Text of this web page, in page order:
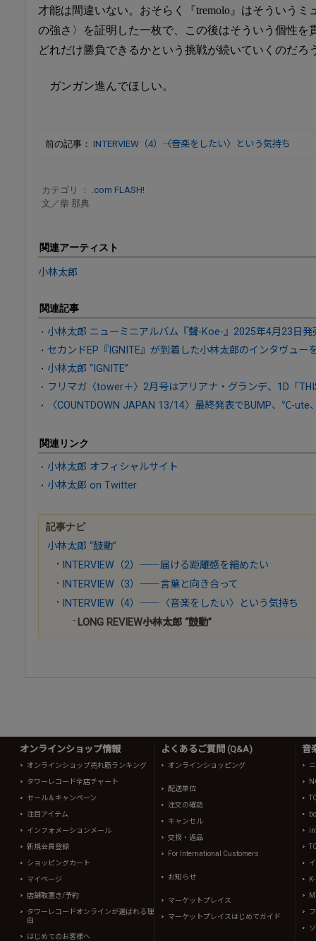
才能は間違いない。おそらく『tremolo』はそういうミ
の強さ〉を証明した一枚で、この後はそういう個性を
どれだけ勝負できるかという挑戦が続いていくのだろ
ガンガン進んでほしい。
前の記事： INTERVIEW（4）――〈音楽をしたい〉という気持ち
カテゴリ ：
.com FLASH!
文／柴 那典
関連アーティスト
小林太郎
関連記事
小林太郎 ニューミニアルバム『聲-Koe-』2025年4月23日発
セカンドEP『IGNITE』が到着した小林太郎のインタヴュー
小林太郎 “IGNITE”
フリマガ〈tower＋〉2月号はアリアナ・グランデ、1D「
〈COUNTDOWN JAPAN 13/14〉最終発表でBUMP、℃-ute
関連リンク
小林太郎 オフィシャルサイト
小林太郎 on Twitter
記事ナビ
小林太郎 “鼓動”
INTERVIEW（2）――届ける距離感を縮めたい
INTERVIEW（3）――言葉と向き合って
INTERVIEW（4）――〈音楽をしたい〉という気持ち
LONG REVIEW――小林太郎 “鼓動”
オンラインショップ情報
オンラインショップ売れ筋ランキング
タワーレコード全店チャート
セール＆キャンペーン
注目アイテム
インフォメーションメール
新規会員登録
ショッピングカート
マイページ
店舗取置き/予約
タワーレコードオンラインが選ばれる理
由
はじめてのお客様へ
よくあるご質問 (Q&A)
オンラインショッピング
配送単位
注文の確認
キャンセル
交換・返品
For International Customers
お知らせ
マーケットプレイス
マーケットプレイスはじめてガイド
音